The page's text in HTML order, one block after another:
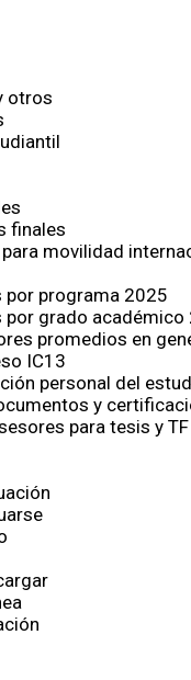
otros
finales
para movilidad
programa 2025
grado académico
promedios en
IC13
personal del
y
para tesis y